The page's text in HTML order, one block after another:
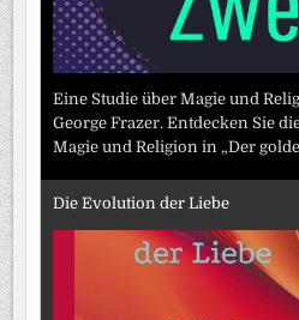
Eine Studie über Magie und
George Frazer. Entdecken Sie
Magie und Religion in „Der
Die Evolution der Liebe